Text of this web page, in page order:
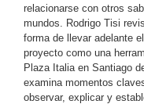
relacionarse con otros
mundos. Rodrigo Tisi
forma de llevar adelante
proyecto como una
Plaza Italia en Santiago
examina momentos
observar, explicar y